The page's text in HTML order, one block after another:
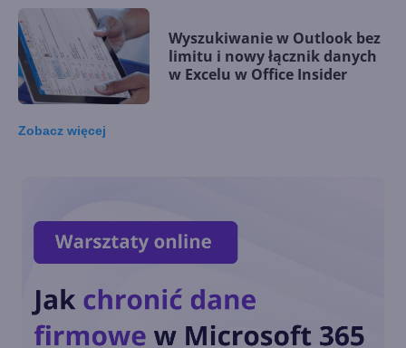
Wyszukiwanie w Outlook bez
limitu i nowy łącznik danych
w Excelu w Office Insider
dawać reakcje na komentarze
Zobacz więcej